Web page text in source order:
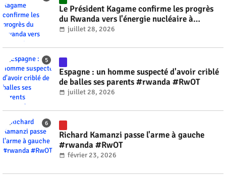
Le Président Kagame confirme les progrès
du Rwanda vers l'énergie nucléaire à
l'horizon 2030 #rwanda #RwOT
juillet 28, 2026
Espagne : un homme suspecté d'avoir criblé
de balles ses parents #rwanda #RwOT
juillet 28, 2026
Richard Kamanzi passe l'arme à gauche
#rwanda #RwOT
février 23, 2026